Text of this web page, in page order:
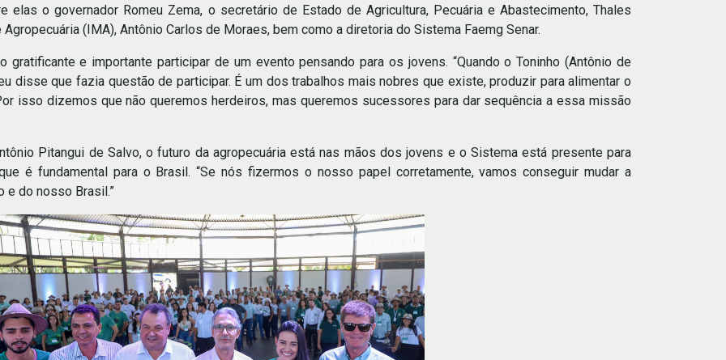
elas o governador Romeu Zema, o secretário de Estado de Agricultura, Pecuária e Abastecimento, Thales
(IMA), Antônio Carlos de Moraes, bem como a diretoria do Sistema Faemg Senar.
e importante participar de um evento pensando para os jovens. “Quando o Toninho (Antônio de
disse que fazia questão de participar. É um dos trabalhos mais nobres que existe, produzir para alimentar o
isso dizemos que não queremos herdeiros, mas queremos sucessores para dar sequência a essa missão
Pitangui de Salvo, o futuro da agropecuária está nas mãos dos jovens e o Sistema está presente para
é fundamental para o Brasil. “Se nós fizermos o nosso papel corretamente, vamos conseguir mudar a
e do nosso Brasil.”